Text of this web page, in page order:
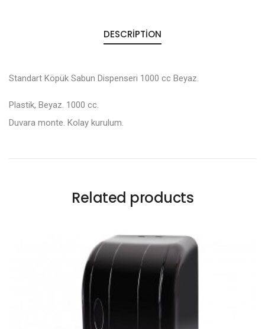
DESCRIPTION
Standart Köpük Sabun Dispenseri 1000 cc Beyaz.
Plastik, Beyaz. 1000 cc.
Duvara monte. Kolay kurulum.
Related products